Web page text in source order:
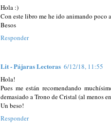
Hola :)
Con este libro me he ido animando poco
Besos
Responder
Lit - Pájaras Lectoras 6/12/18, 11:55
Hola!
Pues me están recomendando
demasiado a Trono de Cristal (al menos
Un beso!
Responder